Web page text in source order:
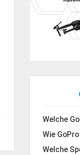
Welche
Wie
Welche